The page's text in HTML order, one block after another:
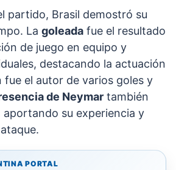
partido, Brasil demostró su
La goleada fue el resultado
de juego en equipo y
destacando la actuación
fue el autor de varios goles y
de Neymar también
su experiencia y
PORTAL